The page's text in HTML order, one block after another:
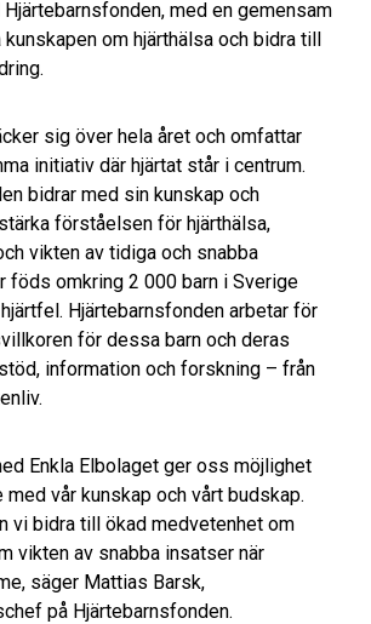
med en gemensam
om hjärthälsa och bidra till
sig över hela året och omfattar
initiativ där hjärtat står i centrum.
bidrar med sin kunskap och
förståelsen för hjärthälsa,
vikten av tidiga och snabba
föds omkring 2 000 barn i Sverige
Hjärtebarnsfonden arbetar för
för dessa barn och deras
information och forskning – från
Enkla Elbolaget ger oss möjlighet
med vår kunskap och vårt budskap.
vi bidra till ökad medvetenhet om
vikten av snabba insatser när
säger Mattias Barsk,
på Hjärtebarnsfonden.